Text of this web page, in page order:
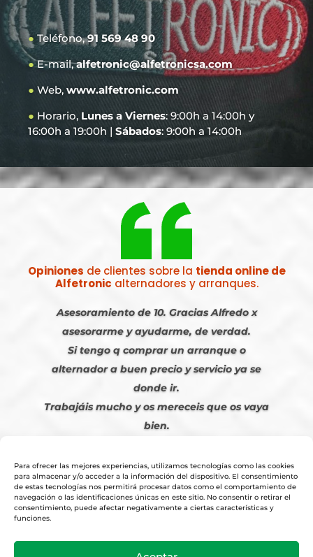
Para ofrecer las mejores experiencias, utilizamos tecnologías como las cookies
para almacenar y/o acceder a la información del dispositivo. El consentimiento
de estas tecnologías nos permitirá procesar datos como el comportamiento de
navegación o las identificaciones únicas en este sitio. No consentir o retirar el
consentimiento, puede afectar negativamente a ciertas características y
funciones.
●Teléfono,91 569 48 90
●E-mail,alfetronic@alfetronicsa.com
● Web, www.alfetronic.com
● Horario, Lunes a Viernes: 9:00h a 14:00h y
16:00h a 19:00h | Sábados: 9:00h a 14:00h
Opiniones de clientes sobre la tienda online de
Alfetronic alternadores y arranques.
Asesoramiento de 10. Gracias Alfredo x
asesorarme y ayudarme, de verdad.
Si tengo q comprar un arranque o
alternador a buen precio y servicio ya se
donde ir.
Trabajáis mucho y os mereceis que os vaya
bien.